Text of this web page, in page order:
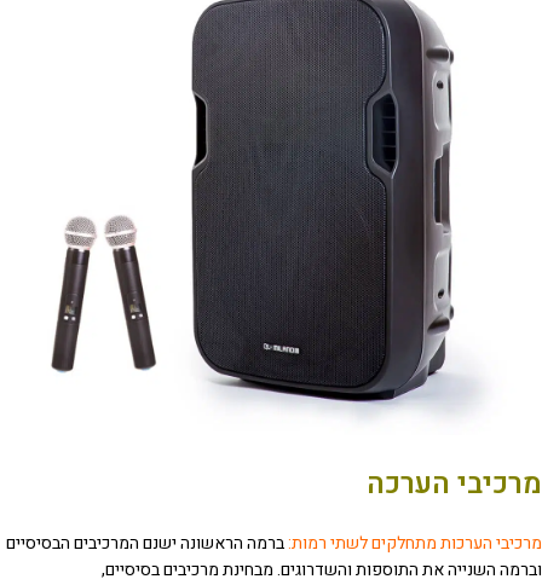
מרכיבי הערכה
מרכיבי הערכות מתחלקים לשתי רמות:ברמה הראשונה ישנם המרכיבים הבסיסיים
וברמה השנייה את התוספות והשדרוגים. מבחינת מרכיבים בסיסיים,